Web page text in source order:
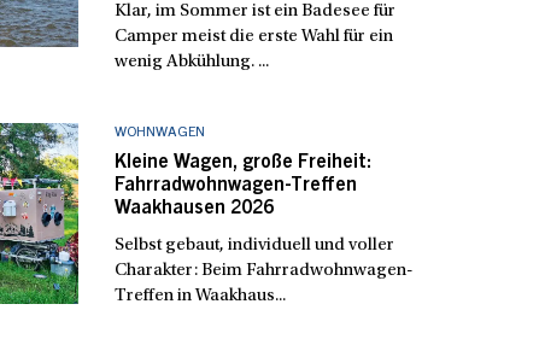
Klar, im Sommer ist ein Badesee für
Camper meist die erste Wahl für ein
wenig Abkühlung. ...
WOHNWAGEN
Kleine Wagen, große Freiheit:
Fahrradwohnwagen-Treffen
Waakhausen 2026
Selbst gebaut, individuell und voller
Charakter: Beim Fahrradwohnwagen-
Treffen in Waakhaus...